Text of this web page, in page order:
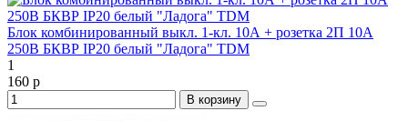
Блок комбинированный выкл. 1-кл. 10А + розетка 2П 10А
250В БКВР IP20 белый "Ладога" TDM
1
160 р
В корзину